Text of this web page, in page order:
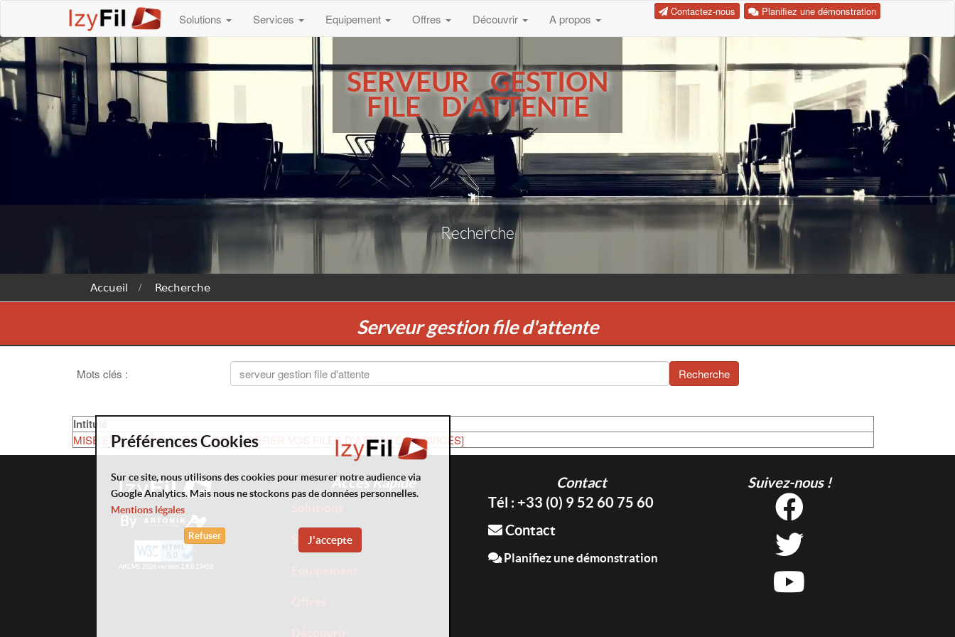
Planifiez une démonstration
Contactez-nous
Solutions Services Equipement Offres Découvrir A propos
SERVEUR GESTION
FILE D'ATTENTE
Recherche
Accueil Recherche
Serveur gestion file d'attente
Mots clés : Recherche
Intitulé
MISE EN OEUVRE D'IZYFIL POUR GÉRER VOS FILES D'ATTENTE [SERVICES]
By
AKCMS 2026 version 2.8.0.23450
Accès Rapide
Services
Contact
Tél : +33 (0) 9 52 60 75 60
Contact
Planifiez une démonstration
Suivez-nous !
Préférences Cookies
Sur ce site, nous utilisons des cookies pour mesurer notre audience via
Google Analytics. Mais nous ne stockons pas de données personnelles.
Mentions légales
J'accepte
Refuser